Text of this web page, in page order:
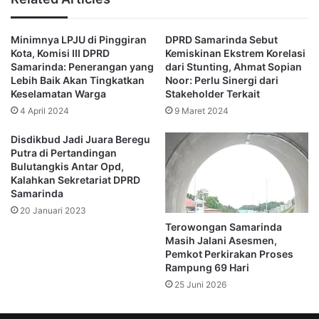
daerah.
ucapnya.
Sementara itu, Kepala BKPSDM Kota Samarinda Julian
Noor, turut beri respon perihal hasil konsultasi pihak
Pemkot Samarinda bersama dengan para guru ke dua
kementerian di Jakarta.
Konsultasi itu berkaitan dengan pembahasan tambahan
perbaikan penghasilan (TPP) guru ASN di daerah.
Julian
Noor sampaikan bahwa pihak akan lakukan kajian
lebih lanjut,
“Kami akan mengkaji kesesuaian penjelasan dari konsultasi
atas kepatuhan perundangan,” ujarnya, Senin (17/10/2022).
Selain itu, juga akan dilakukan perhitungan atas
kemampuan daerah. Hal ini tak lepas bahwa sesuai
Minimnya LPJU di Pinggiran
Kota, Komisi III DPRD
Samarinda: Penerangan yang
Lebih Baik Akan Tingkatkan
Keselamatan Warga
4 April 2024
DPRD Samarinda Sebut
Kemiskinan Ekstrem Korelasi
dari Stunting, Ahmat Sopian
Noor: Perlu Sinergi dari
Stakeholder Terkait
9 Maret 2024
Disdikbud Jadi Juara Beregu
Putra di Pertandingan
Bulutangkis Antar Opd,
Kalahkan Sekretariat DPRD
Samarinda
20 Januari 2023
Terowongan Samarinda
Masih Jalani Asesmen,
Pemkot Perkirakan Proses
Rampung 69 Hari
25 Juni 2026